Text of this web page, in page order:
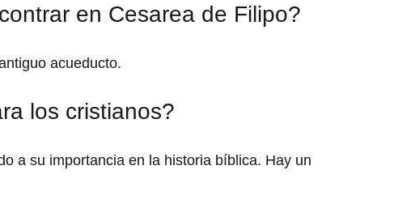
en Cesarea de Filipo?
acueducto.
los cristianos?
a su importancia en la historia bíblica. Hay un